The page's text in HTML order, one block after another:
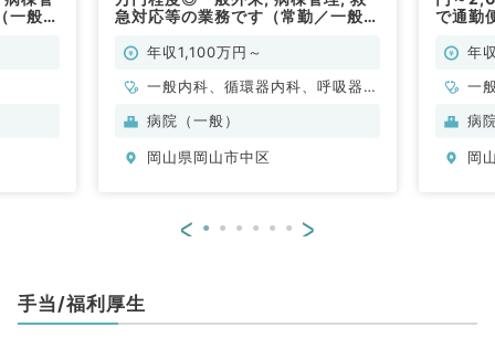
一般内
急対応等の業務です（常勤／一般内
年収1,100万円～
一般内科、循環器内科、呼吸器内
科、消化器内科、内分泌・代謝内
病院（一般）
岡山県岡山市中区
で通勤
（一般
年
一
病
岡
< >
手当/福利厚生